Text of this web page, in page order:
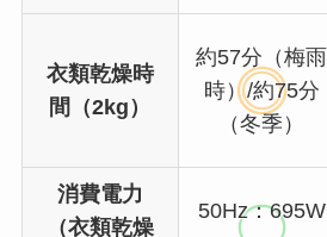
衣類乾燥時
間（2kg）
約57分（梅雨
時）/約75分
（冬季）
消費電力
（衣類乾燥
50Hz：695W